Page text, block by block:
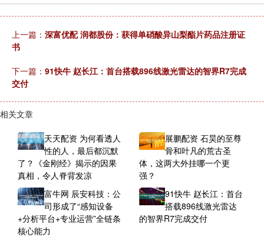
上一篇： 深富优配 润都股份：获得单硝酸异山梨酯片药品注册证
书
下一篇： 91快牛 赵长江：首台搭载896线激光雷达的智界R7完成
交付
相关文章
天天配资 为何看透人
性的人，最后都沉默
了？《金刚经》揭示的因果
真相，令人脊背发凉
展鹏配资 石昊的至尊
骨和叶凡的荒古圣
体，这两大外挂哪一个更
强？
富牛网 辰安科技：公
司形成了“感知设备
+分析平台+专业运营”全链条
核心能力
91快牛 赵长江：首台
搭载896线激光雷达
的智界R7完成交付